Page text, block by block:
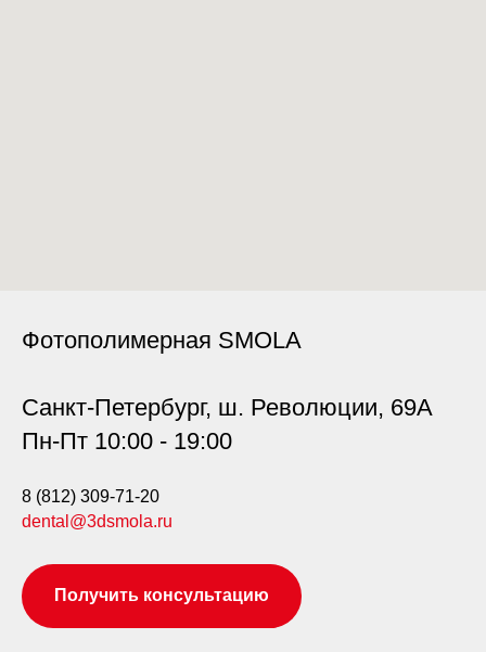
Фотополимерная SMOLA
Санкт-Петербург, ш. Революции, 69А
Пн-Пт 10:00 - 19:00
8 (812) 309-71-20
dental@3dsmola.ru
Получить консультацию